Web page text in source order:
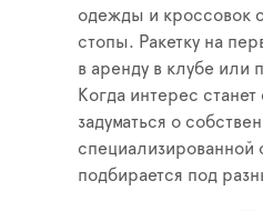
одежды и кроссовок
стопы. Ракетку на
в аренду в клубе или
Когда интерес
задуматься о
специализированной
подбирается под